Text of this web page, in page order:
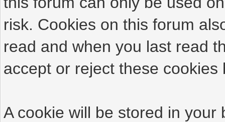
risk. Cookies on this forum
read and when you last read
accept or reject these cookies
A cookie will be stored in